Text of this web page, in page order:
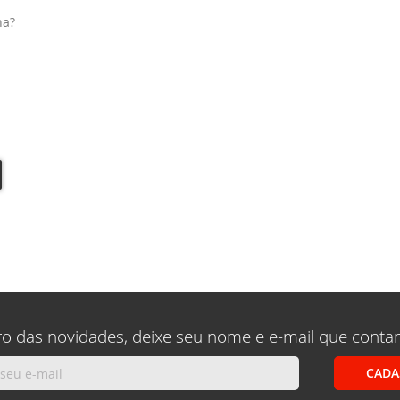
das novidades, deixe seu nome e e-mail que